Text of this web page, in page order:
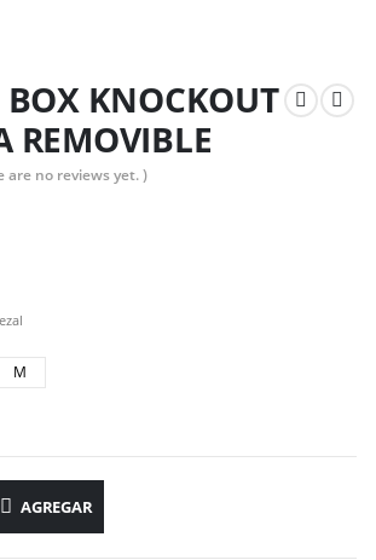
BOX KNOCKOUT
REMOVIBLE
are no reviews yet. )
M
AGREGAR